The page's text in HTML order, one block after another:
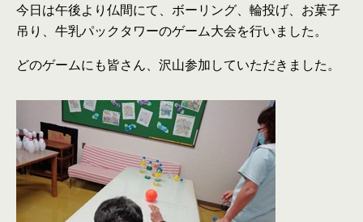
今日は午後より仏間にて、ボーリング、輪投げ、お菓子
吊り、牛乳パックタワーのゲーム大会を行いました。
どのゲームにも皆さん、沢山参加していただきました。